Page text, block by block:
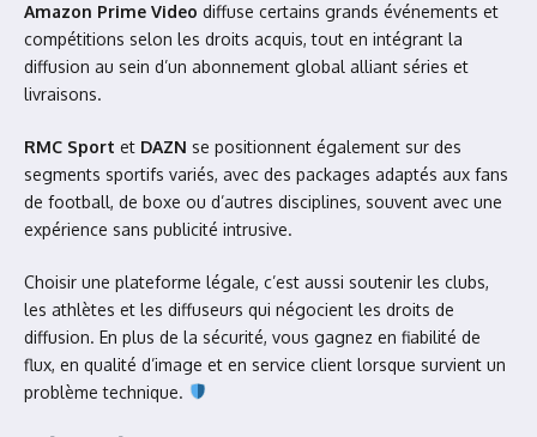
Amazon Prime Video diffuse certains grands événements et
compétitions selon les droits acquis, tout en intégrant la
diffusion au sein d’un abonnement global alliant séries et
livraisons.
RMC Sport et DAZN se positionnent également sur des
segments sportifs variés, avec des packages adaptés aux fans
de football, de boxe ou d’autres disciplines, souvent avec une
expérience sans publicité intrusive.
Choisir une plateforme légale, c’est aussi soutenir les clubs,
les athlètes et les diffuseurs qui négocient les droits de
diffusion. En plus de la sécurité, vous gagnez en fiabilité de
flux, en qualité d’image et en service client lorsque survient un
problème technique.